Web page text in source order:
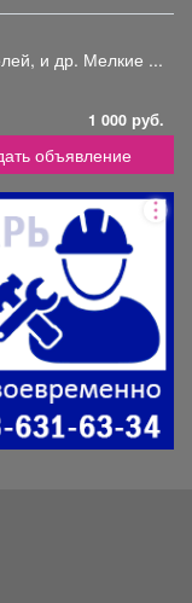
и др. Мелкие ...
1 000 руб.
объявление